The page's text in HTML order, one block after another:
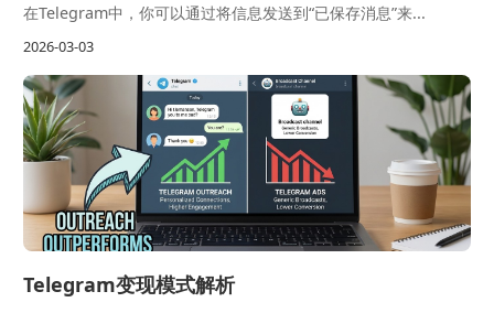
在Telegram中，你可以通过将信息发送到“已保存消息”来...
2026-03-03
Telegram变现模式解析